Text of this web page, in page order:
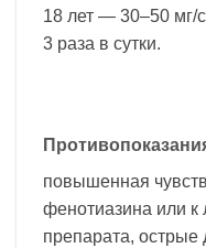
18 лет — 30–50 мг/
3 раза в сутки.
повышенная
фенотиазина или
препарата, острые